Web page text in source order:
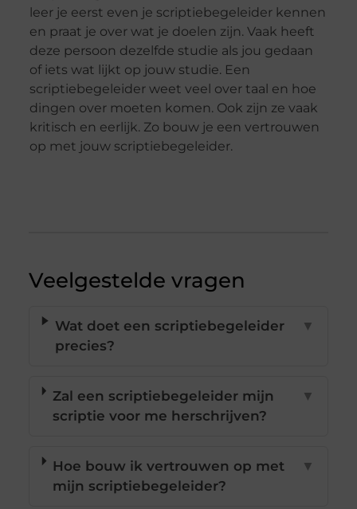
leer je eerst even je scriptiebegeleider kennen
en praat je over wat je doelen zijn. Vaak heeft
deze persoon dezelfde studie als jou gedaan
of iets wat lijkt op jouw studie. Een
scriptiebegeleider weet veel over taal en hoe
dingen over moeten komen. Ook zijn ze vaak
kritisch en eerlijk. Zo bouw je een vertrouwen
op met jouw scriptiebegeleider.
Veelgestelde vragen
Wat doet een scriptiebegeleider
precies?
▼
Zal een scriptiebegeleider mijn
scriptie voor me herschrijven?
▼
Hoe bouw ik vertrouwen op met
mijn scriptiebegeleider?
▼